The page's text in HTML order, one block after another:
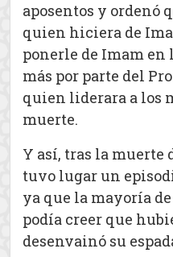
aposentos y ordenó
quien hiciera de
ponerle de Imam en
más por parte del
quien liderara a los
muerte.
Y así, tras la muerte
tuvo lugar un
ya que la mayoría
podía creer que
desenvainó su